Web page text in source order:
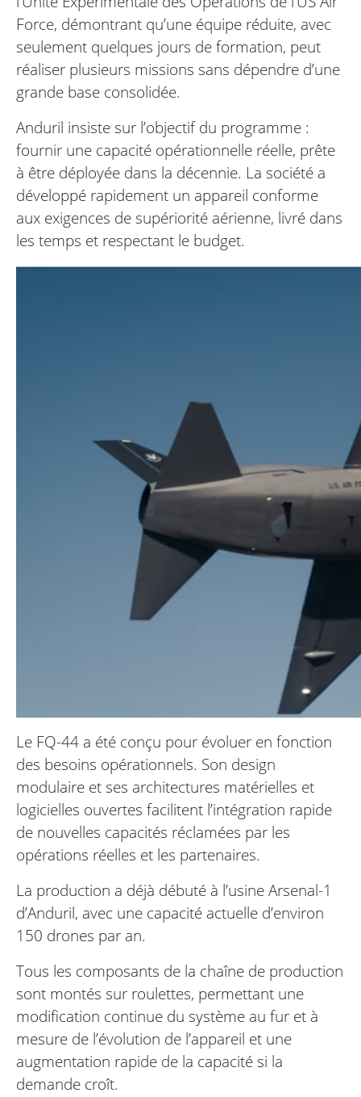
Force, démontrant qu’une équipe réduite, avec
seulement quelques jours de formation, peut
réaliser plusieurs missions sans dépendre d’une
grande base consolidée.
Anduril insiste sur l’objectif du programme :
fournir une capacité opérationnelle réelle, prête
à être déployée dans la décennie. La société a
développé rapidement un appareil conforme
aux exigences de supériorité aérienne, livré dans
les temps et respectant le budget.
Le FQ-44 a été conçu pour évoluer en fonction
des besoins opérationnels. Son design
modulaire et ses architectures matérielles et
logicielles ouvertes facilitent l’intégration rapide
de nouvelles capacités réclamées par les
opérations réelles et les partenaires.
La production a déjà débuté à l’usine Arsenal-1
d’Anduril, avec une capacité actuelle d’environ
150 drones par an.
Tous les composants de la chaîne de production
sont montés sur roulettes, permettant une
modification continue du système au fur et à
mesure de l’évolution de l’appareil et une
augmentation rapide de la capacité si la
demande croît.